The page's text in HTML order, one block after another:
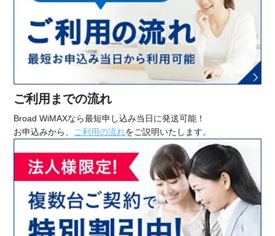
ご利用までの流れ
Broad WiMAXなら最短申し込み当日に発送可能！
お申込みから、 ご利用の流れをご説明いたします。